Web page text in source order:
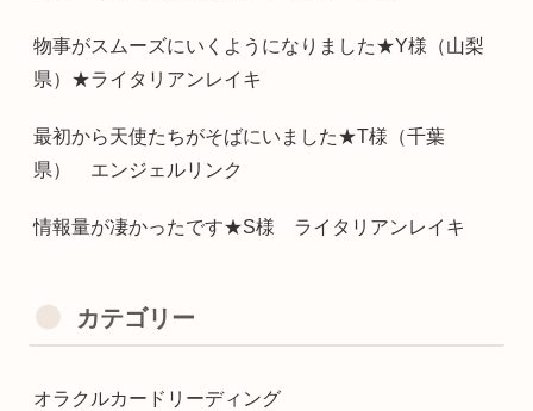
物事がスムーズにいくようになりました★Y様（山梨
県）★ライタリアンレイキ
最初から天使たちがそばにいました★T様（千葉
県） エンジェルリンク
情報量が凄かったです★S様 ライタリアンレイキ
カテゴリー
オラクルカードリーディング